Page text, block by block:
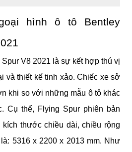
hình ô tô Bentley
V8 2021 là sự kết hợp thú vị
và thiết kế tinh xảo. Chiếc xe sở
khi so với những mẫu ô tô khác
Cụ thể, Flying Spur phiên bản
kích thước chiều dài, chiều rộng
5316 x 2200 x 2013 mm. Như